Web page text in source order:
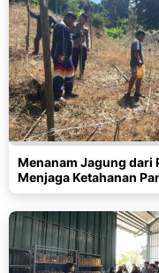
Menanam Jagung dari
Menjaga Ketahanan